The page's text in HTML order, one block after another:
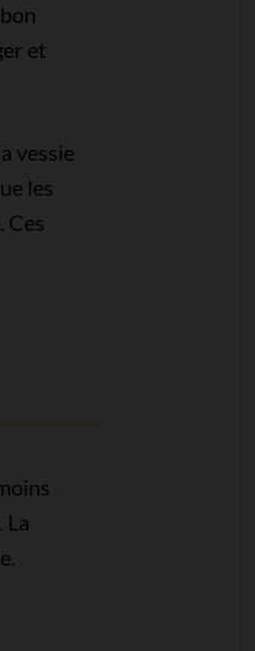
et
vessie
les
Ces
La